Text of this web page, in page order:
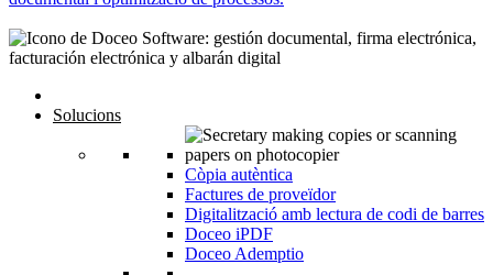
Solucions
Còpia autèntica
Factures de proveïdor
Digitalització amb lectura de codi de barres
Doceo iPDF
Doceo Ademptio